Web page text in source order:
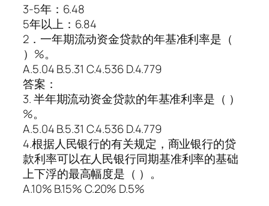
3-5年：6.48
5年以上：6.84
2．一年期流动资金贷款的年基准利率是（
）%。
A.5.04 B.5.31 C.4.536 D.4.779
答案：
3. 半年期流动资金贷款的年基准利率是（ ）
%。
A.5.04 B.5.31 C.4.536 D.4.779
4.根据人民银行的有关规定，商业银行的贷
款利率可以在人民银行同期基准利率的基础
上下浮的最高幅度是（ ）。
A.10% B.15% C.20% D.5%